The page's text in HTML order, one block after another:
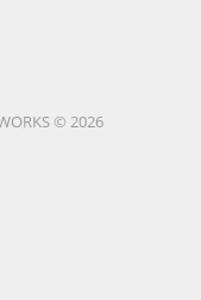
© 2026